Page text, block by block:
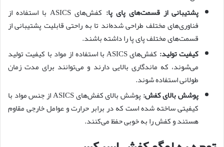
پشتیبانی از قسمت‌های پای پا:
کفش‌های ASICS با استفاده از
فناوری‌های مختلف طراحی شده‌اند تا به راحتی قابلیت پشتیبانی از
قسمت‌های مختلف پای پا را داشته باشند.
کیفیت تولید:
کفش‌های ASICS با استفاده از مواد با کیفیت تولید
می‌شوند، که ماندگاری بالایی دارند و می‌توانند برای مدت زمان
طولانی استفاده شوند.
پوشش بالای کفش:
پوشش بالای کفش‌های ASICS از جنس مواد با
کیفیتی ساخته شده است که در برابر حرارت و عوامل خارجی مقاوم
هستند و کفش را به خوبی حفظ می‌کنند.